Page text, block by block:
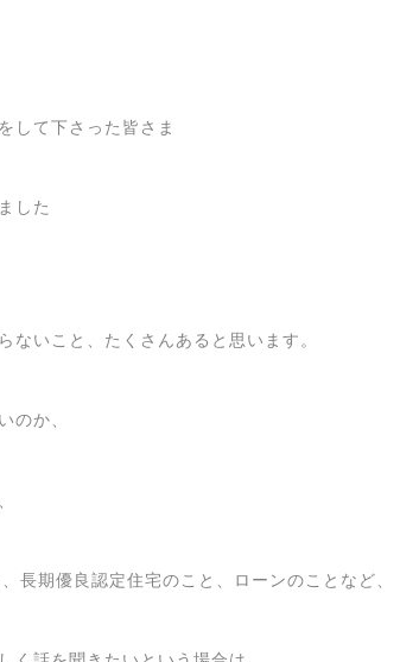
して下さった皆さま
した
ないこと、たくさんあると思います。
のか、
長期優良認定住宅のこと、ローンのことなど、